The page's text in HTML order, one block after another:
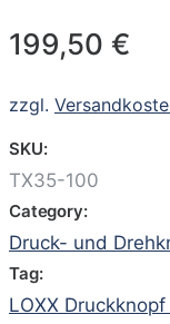
199,50 €
zzgl.
SKU:
TX35-100
Category:
Druck- und
Tag:
LOXX